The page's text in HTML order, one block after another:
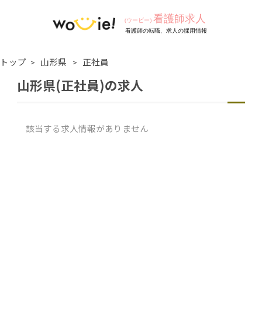
トップ 山形県 正社員
山形県(正社員)の求人
該当する求人情報がありません